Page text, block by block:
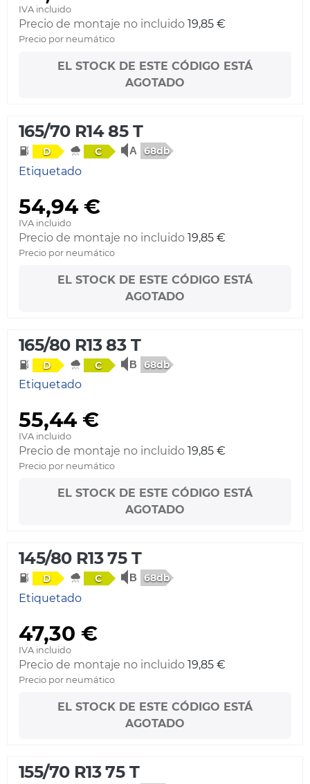
IVA incluido
Precio de montaje no incluido 19,85 €
Precio por neumático
EL STOCK DE ESTE CÓDIGO ESTÁ
AGOTADO
165/70 R14 85 T
D C 68db
Etiquetado
54,94 €
IVA incluido
Precio de montaje no incluido 19,85 €
Precio por neumático
EL STOCK DE ESTE CÓDIGO ESTÁ
AGOTADO
165/80 R13 83 T
D C 68db
Etiquetado
55,44 €
IVA incluido
Precio de montaje no incluido 19,85 €
Precio por neumático
EL STOCK DE ESTE CÓDIGO ESTÁ
AGOTADO
145/80 R13 75 T
D C 68db
Etiquetado
47,30 €
IVA incluido
Precio de montaje no incluido 19,85 €
Precio por neumático
EL STOCK DE ESTE CÓDIGO ESTÁ
AGOTADO
155/70 R13 75 T